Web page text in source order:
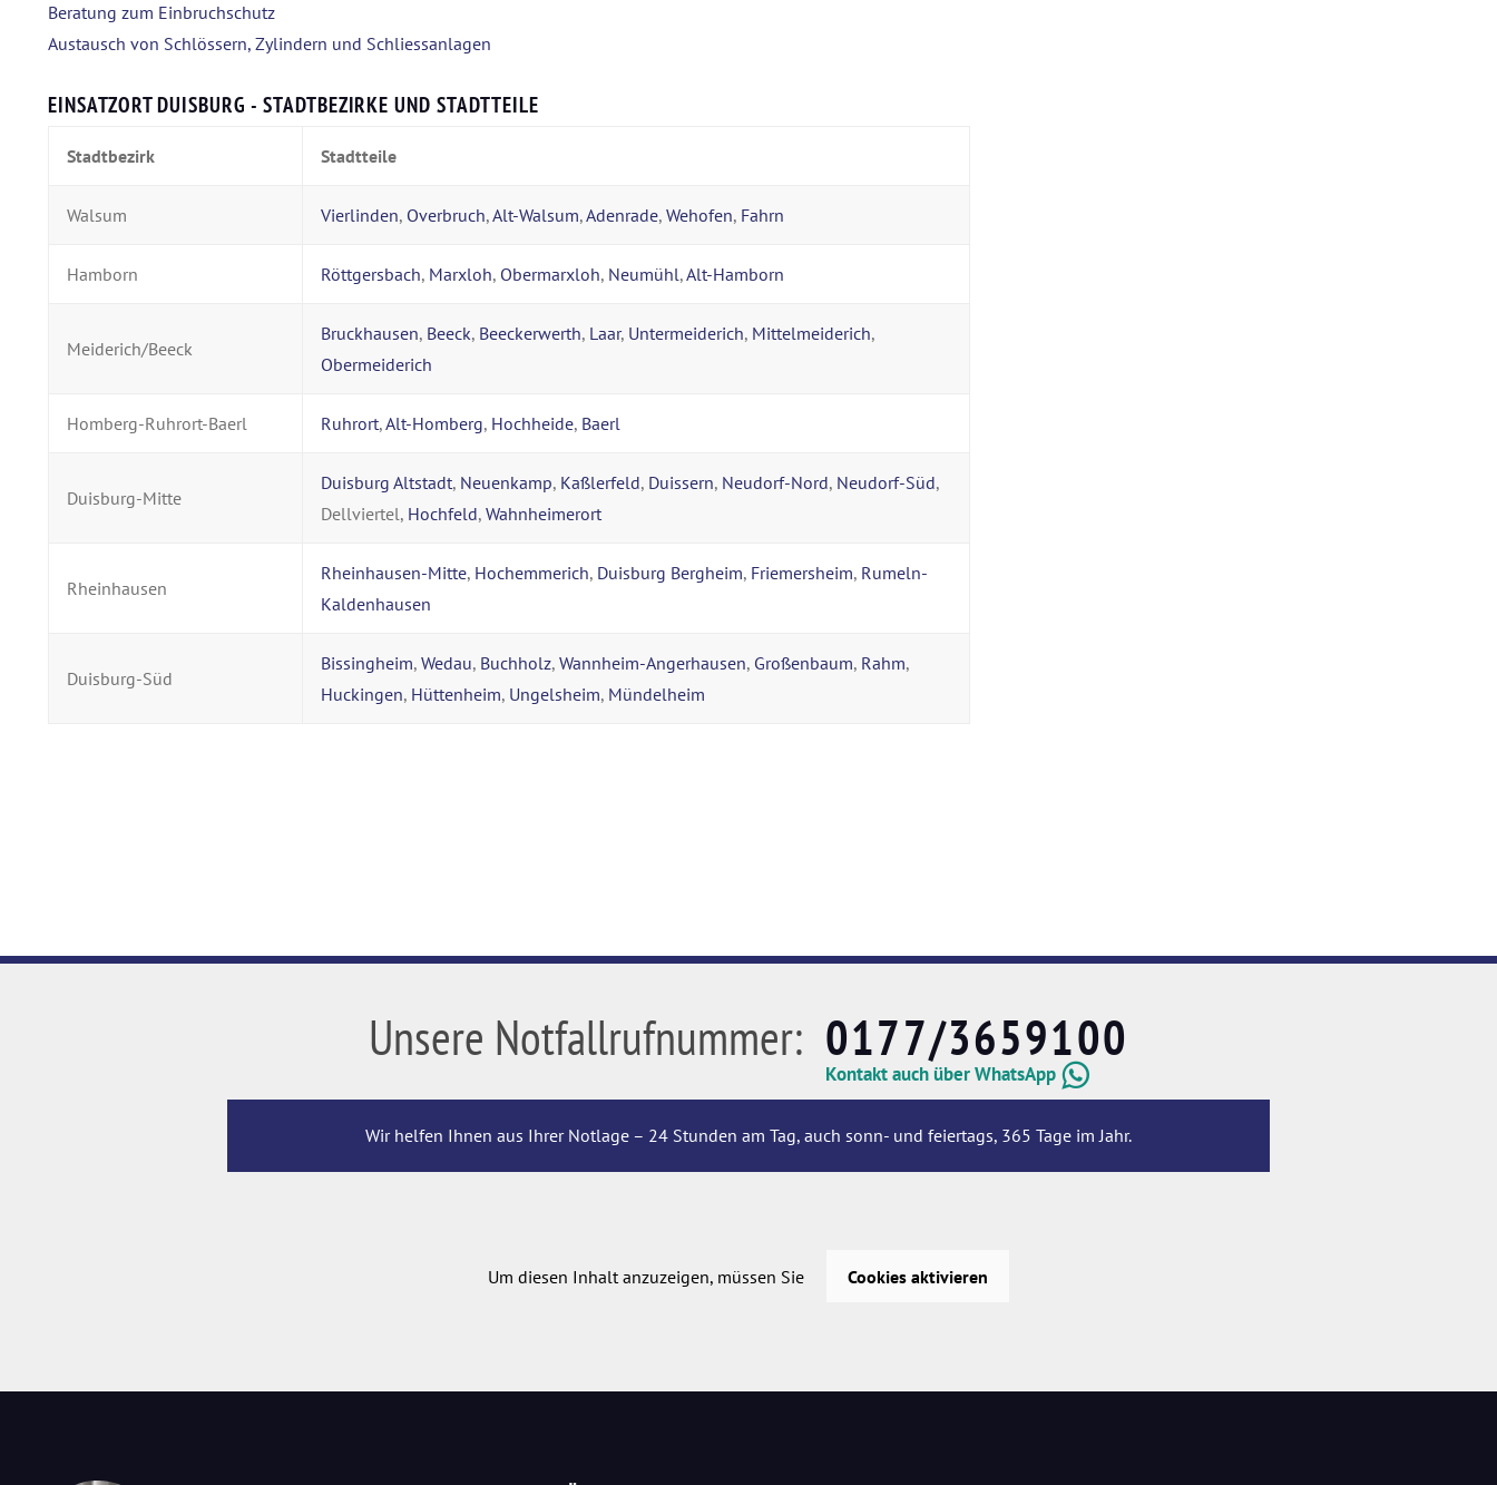
Beratung zum Einbruchschutz
Austausch von Schlössern, Zylindern und Schliessanlagen
EINSATZORT DUISBURG - STADTBEZIRKE UND STADTTEILE
Stadtbezirk Stadtteile
Walsum Vierlinden, Overbruch,Alt-Walsum,Adenrade, Wehofen, Fahrn
Hamborn Röttgersbach, Marxloh, Obermarxloh, Neumühl,Alt-Hamborn
Meiderich/Beeck
Bruckhausen, Beeck, Beeckerwerth, Laar, Untermeiderich, Mittelmeiderich,
Obermeiderich
Homberg-Ruhrort-Baerl Ruhrort,Alt-Homberg, Hochheide, Baerl
Duisburg-Mitte
Duisburg Altstadt, Neuenkamp, Kaßlerfeld, Duissern, Neudorf-Nord, Neudorf-Süd,
Dellviertel, Hochfeld, Wahnheimerort
Rheinhausen
Rheinhausen-Mitte, Hochemmerich, Duisburg Bergheim, Friemersheim, Rumeln-
Kaldenhausen
Duisburg-Süd
Bissingheim, Wedau, Buchholz, Wannheim-Angerhausen, Großenbaum, Rahm,
Huckingen, Hüttenheim, Ungelsheim, Mündelheim
Unsere Notfallrufnummer: 0177/3659100
Kontakt auch über WhatsApp
Wir helfen Ihnen aus Ihrer Notlage – 24 Stunden am Tag, auch sonn- und feiertags, 365 Tage im Jahr.
Um diesen Inhalt anzuzeigen, müssen Sie Cookies aktivieren